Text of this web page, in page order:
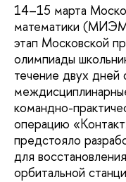
14–15 марта
математики
этап Московской
олимпиады
течение двух
командно-
операцию
предстояло
для
орбитальной